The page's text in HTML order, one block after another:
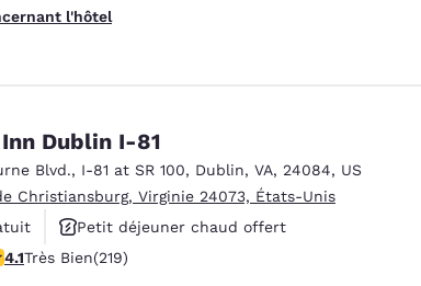
l'hôtel
Dublin I-81
Blvd., I-81 at SR 100, Dublin, VA, 24084, US
Christiansburg, Virginie 24073, États-Unis
Petit déjeuner chaud offert
acceptés
Très Bien. 219 commentaires
4.1Très Bien(219)